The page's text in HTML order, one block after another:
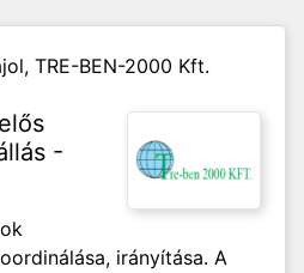
TRE-BEN-2000 Kft.
-
irányítása. A